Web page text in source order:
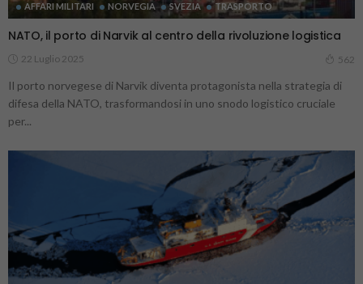
AFFARI MILITARI NORVEGIA SVEZIA TRASPORTO
NATO, il porto di Narvik al centro della rivoluzione logistica
22 Luglio 2025 562
Il porto norvegese di Narvik diventa protagonista nella strategia di
difesa della NATO, trasformandosi in uno snodo logistico cruciale
per...